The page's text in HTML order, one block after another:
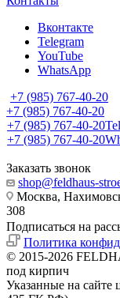
Вконтакте
Telegram
YouTube
WhatsApp
+7 (985) 767-40-20
+7 (985) 767-40-20
+7 (985) 767-40-20
+7 (985) 767-40-20
Заказать звонок
shop@feldhaus-
Москва,
308
Подписаться на
Политика
© 2015-2026
под кирпич
Указанные на сайте